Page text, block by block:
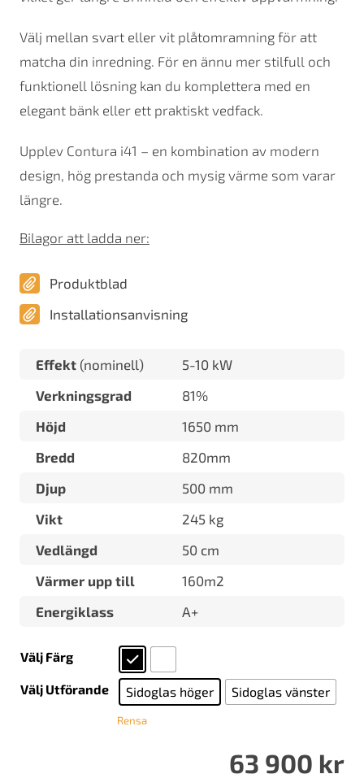
Välj mellan svart eller vit plåtomramning för att
matcha din inredning. För en ännu mer stilfull och
funktionell lösning kan du komplettera med en
elegant bänk eller ett praktiskt vedfack.
Upplev Contura i41 – en kombination av modern
design, hög prestanda och mysig värme som varar
längre.
Bilagor att ladda ner:
Produktblad
Installationsanvisning
Effekt (nominell)
5-10 kW
Verkningsgrad
81%
Höjd
1650 mm
Bredd
820mm
Djup
500 mm
Vikt
245 kg
Vedlängd
50 cm
Värmer upp till
160m2
Energiklass
A+
Välj Färg
Välj Utförande Sidoglas höger Sidoglas vänster
Rensa
63 900 kr